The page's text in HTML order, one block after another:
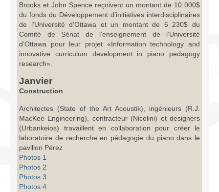
Brooks et John Spence reçoivent un montant de 10 000$
du fonds du Développement d’initiatives interdisciplinaires
de l’Université d’Ottawa et un montant de 6 230$ du
Comité de Sénat de l’enseignement de l’Université
d’Ottawa pour leur projet «Information technology and
innovative curriculum development in piano pedagogy
research».
Janvier
Construction
Architectes (State of the Art Acoustik), ingénieurs (R.J.
MacKee Engineering), contracteur (Nicolini) et designers
(Urbankeios) travaillent en collaboration pour créer le
laboratoire de recherche en pédagogie du piano dans le
pavillon Pérez
Photos 1
Photos 2
Photos 3
Photos 4